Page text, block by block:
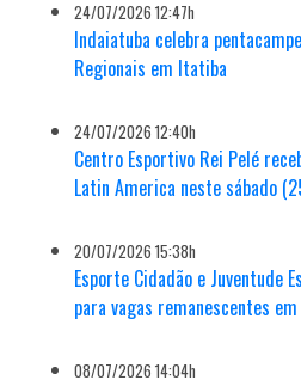
24/07/2026 12:47h
Indaiatuba celebra
Regionais em Itatiba
24/07/2026 12:40h
Centro Esportivo Rei Pelé
Latin America neste sábado
20/07/2026 15:38h
Esporte Cidadão e Juventude
para vagas remanescentes
08/07/2026 14:04h